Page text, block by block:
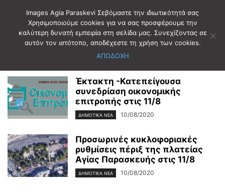
Αρχική 2020 Αύγουστος 10
Ημερήσιο Αρχείο: 10/08/2020
Έκτακτη -Κατεπείγουσα
συνεδρίαση οικονομικής
επιτροπής στις 11/8
ΔΗΜΟΤΙΚΑ ΝΕΑ 10/08/2020
Προσωρινές κυκλοφοριακές
ρυθμίσεις πέριξ της πλατείας
Αγίας Παρασκευής στις 11/8
ΔΗΜΟΤΙΚΑ ΝΕΑ 10/08/2020
Images Agia Paraskevi Σεβόμαστε την ιδιωτικότητά σας
Χρησιμοποιούμε cookies για να σας προσφέρουμε την
καλύτερη δυνατή εμπειρία στη σελίδα μας. Συνεχίζοντας σε
αυτόν τον ιστότοπο, αποδέχεστε τη χρήση των cookies.
ΑΠΟΔΟΧΗ